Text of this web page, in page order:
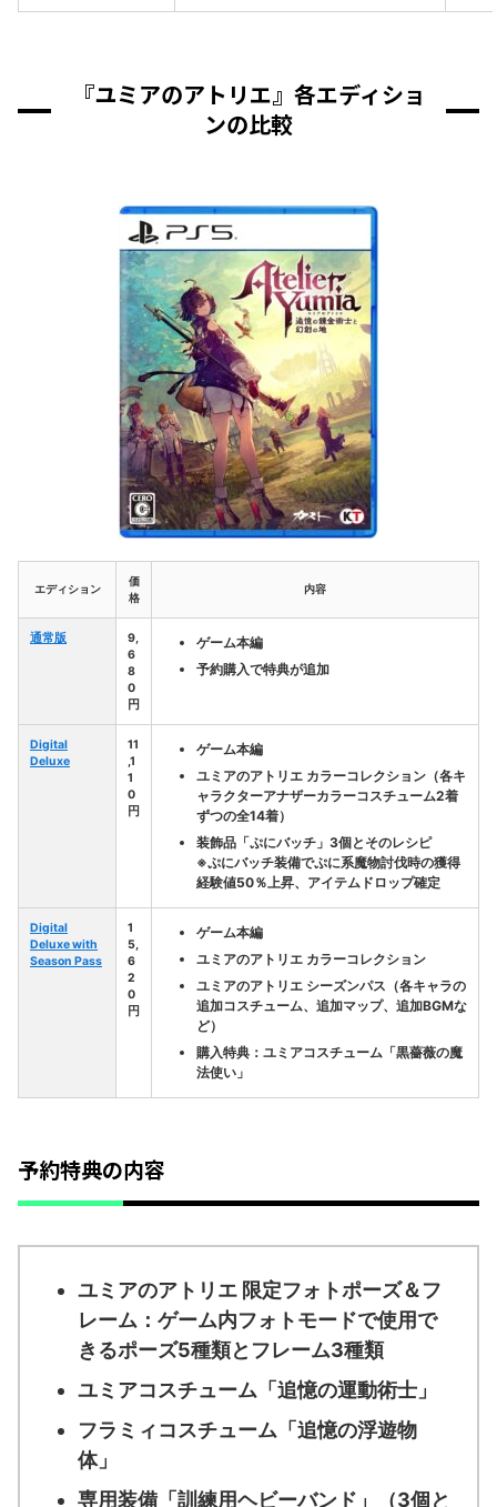
『ユミアのアトリエ』各エディショ
ンの比較
エディション
価
格
内容
通常版
9,
6
8
0
円
ゲーム本編
予約購入で特典が追加
Digital
Deluxe
11
,1
1
0
円
ゲーム本編
ユミアのアトリエ カラーコレクション （各キ
ャラクターアナザーカラーコスチューム2着
ずつの全14着）
装飾品「ぷにバッチ」3個とそのレシピ
※ぷにバッチ装備でぷに系魔物討伐時の獲得
経験値50％上昇、アイテムドロップ確定
Digital
Deluxe with
Season Pass
1
5,
6
2
0
円
ゲーム本編
ユミアのアトリエ カラーコレクション
ユミアのアトリエ シーズンパス （各キャラの
追加コスチューム、追加マップ、追加BGMな
ど）
購入特典：ユミアコスチューム「黒薔薇の魔
法使い」
予約特典の内容
ユミアのアトリエ 限定フォトポーズ＆フ
レーム：ゲーム内フォトモードで使用で
きるポーズ5種類とフレーム3種類
ユミアコスチューム「追憶の運動術士」
フラミィコスチューム「追憶の浮遊物
体」
専用装備「訓練用ヘビーバンド」（3個と